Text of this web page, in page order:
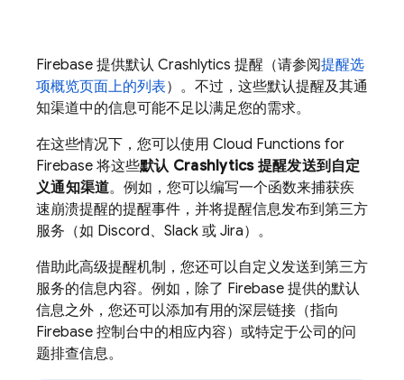
Firebase 提供默认 Crashlytics 提醒（请参阅提醒选
项概览页面上的列表）。不过，这些默认提醒及其通
知渠道中的信息可能不足以满足您的需求。
在这些情况下，您可以使用 Cloud Functions for
Firebase 将这些默认 Crashlytics提醒发送到自定
义通知渠道。例如，您可以编写一个函数来捕获疾
速崩溃提醒的提醒事件，并将提醒信息发布到第三方
服务（如 Discord、Slack 或 Jira）。
借助此高级提醒机制，您还可以自定义发送到第三方
服务的信息内容。例如，除了 Firebase 提供的默认
信息之外，您还可以添加有用的深层链接（指向
Firebase 控制台中的相应内容）或特定于公司的问
题排查信息。